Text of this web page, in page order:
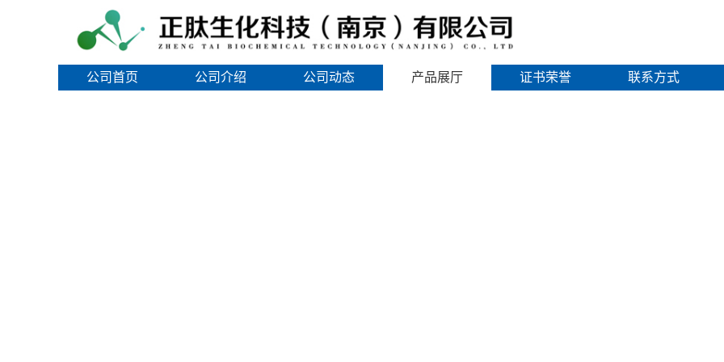
公司首页 公司介绍 公司动态 产品展厅 证书荣誉 联系方式